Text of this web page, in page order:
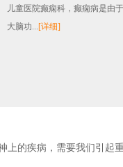
儿童医院癫痫科，癫痫病是由
大脑功...[详细]
的疾病，需要我们引起